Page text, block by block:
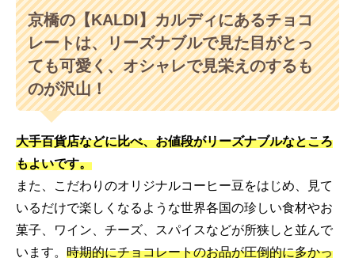
京橋の【KALDI】カルディにあるチョコ
レートは、リーズナブルで見た目がとっ
ても可愛く、オシャレで見栄えのするも
のが沢山！
大手百貨店などに比べ、お値段がリーズナブルなところ
もよいです。
また、こだわりのオリジナルコーヒー豆をはじめ、見て
いるだけで楽しくなるような世界各国の珍しい食材やお
菓子、ワイン、チーズ、スパイスなどが所狭しと並んで
います。 時期的にチョコレートのお品が圧倒的に多かっ